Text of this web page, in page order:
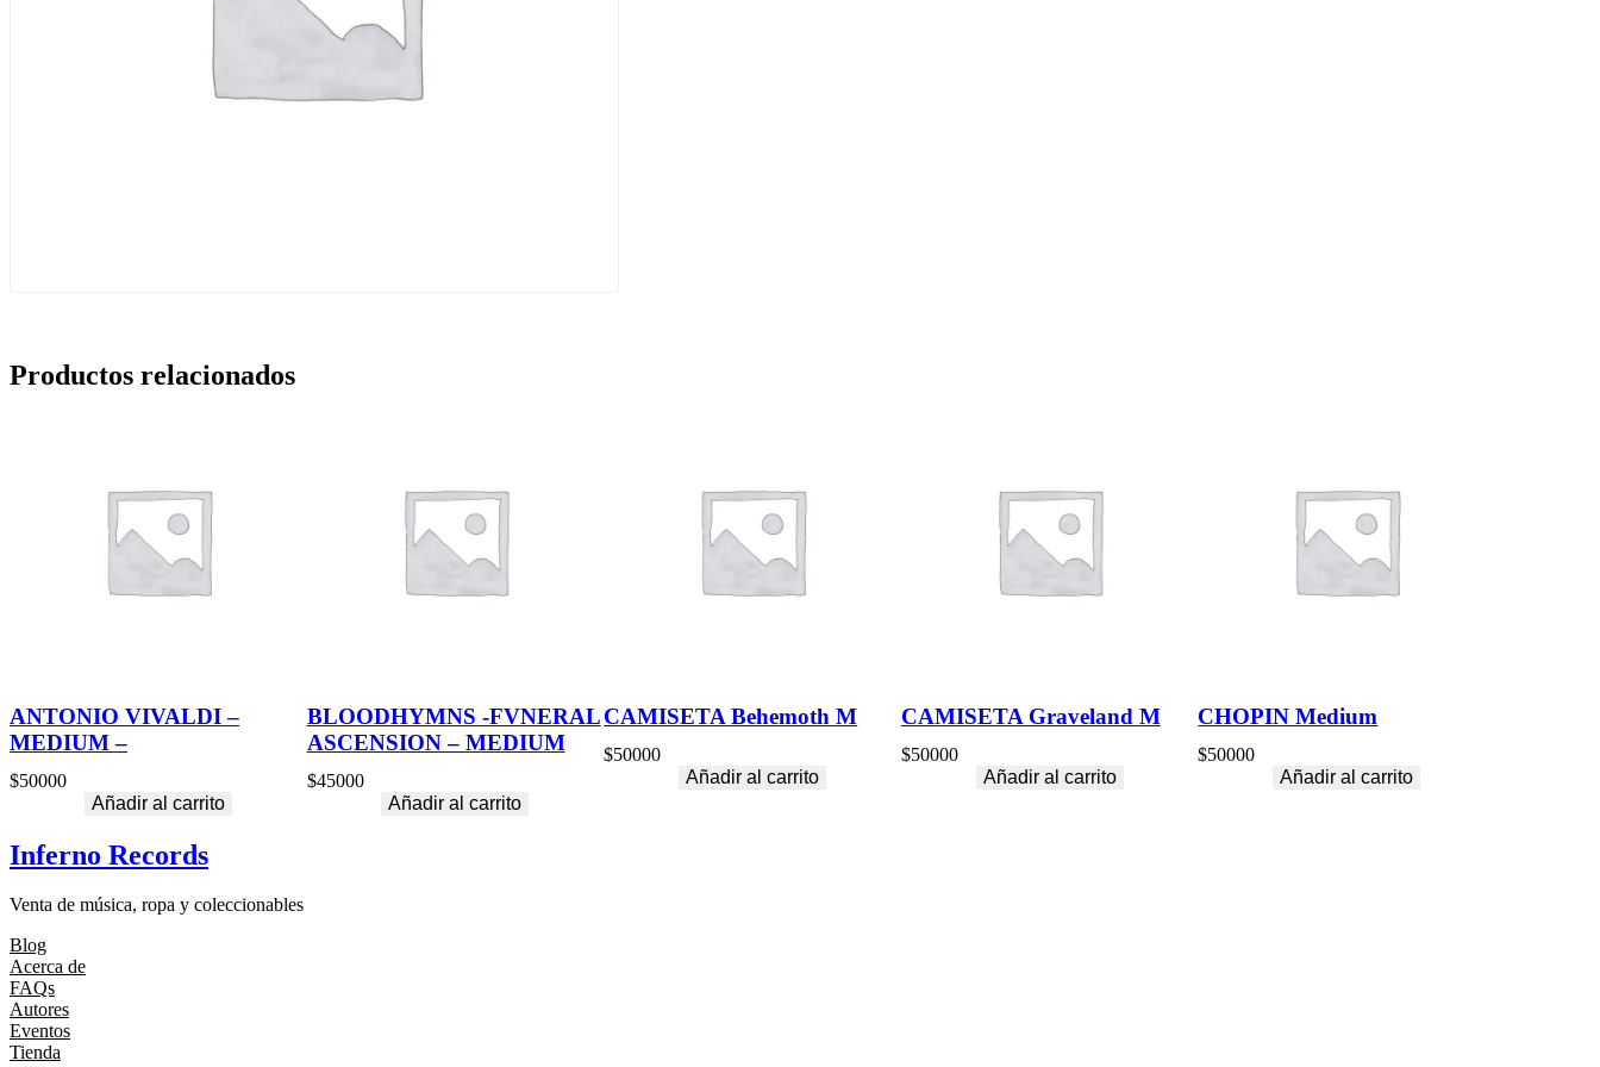
Productos relacionados
ANTONIO VIVALDI –
MEDIUM –
$50000
Añadir al carrito
BLOODHYMNS -FVNERAL
ASCENSION – MEDIUM
$45000
Añadir al carrito
CAMISETA Behemoth M
$50000
Añadir al carrito
CAMISETA Graveland M
$50000
Añadir al carrito
CHOPIN Medium
$50000
Añadir al carrito
Inferno Records
Venta de música, ropa y coleccionables
Blog
Acerca de
FAQs
Autores
Eventos
Tienda